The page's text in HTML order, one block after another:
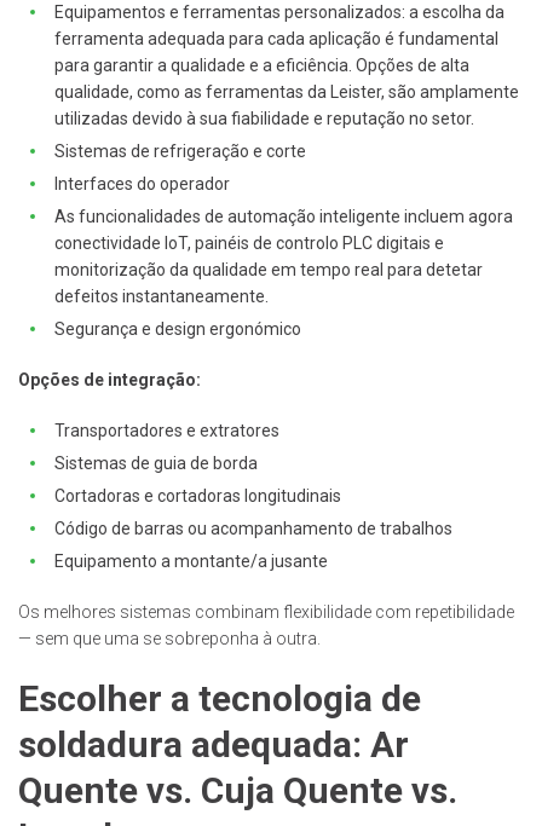
Equipamentos e ferramentas personalizados: a escolha da
ferramenta adequada para cada aplicação é fundamental
para garantir a qualidade e a eficiência. Opções de alta
qualidade, como as ferramentas da Leister, são amplamente
utilizadas devido à sua fiabilidade e reputação no setor.
Sistemas de refrigeração e corte
Interfaces do operador
As funcionalidades de automação inteligente incluem agora
conectividade IoT, painéis de controlo PLC digitais e
monitorização da qualidade em tempo real para detetar
defeitos instantaneamente.
Segurança e design ergonómico
Opções de integração:
Transportadores e extratores
Sistemas de guia de borda
Cortadoras e cortadoras longitudinais
Código de barras ou acompanhamento de trabalhos
Equipamento a montante/a jusante
Os melhores sistemas combinam flexibilidade com repetibilidade
— sem que uma se sobreponha à outra.
Escolher a tecnologia de
soldadura adequada: Ar
Quente vs. Cuja Quente vs.